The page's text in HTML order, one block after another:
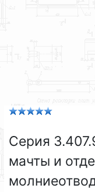
Серия
мачты и